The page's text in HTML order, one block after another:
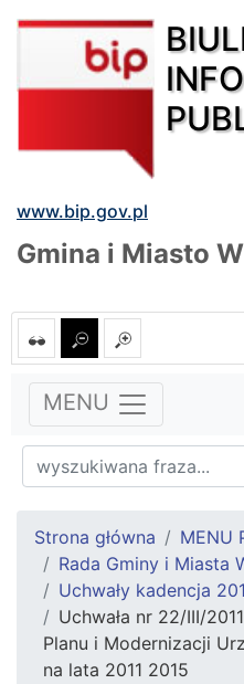
www.bip.gov.pl
Gmina i Miasto
MENU
Strona główna
MENU
Rada Gminy i Miasta
Uchwały kadencja
Uchwała nr 22/III/
Planu i Modernizacji
na lata 2011 2015